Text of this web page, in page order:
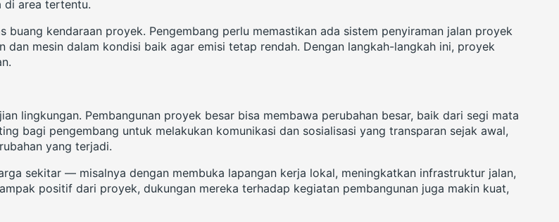
di area tertentu.
kendaraan proyek. Pengembang perlu memastikan ada sistem penyiraman jalan proyek
mesin dalam kondisi baik agar emisi tetap rendah. Dengan langkah-langkah ini, proyek
lingkungan. Pembangunan proyek besar bisa membawa perubahan besar, baik dari segi mata
bagi pengembang untuk melakukan komunikasi dan sosialisasi yang transparan sejak awal,
yang terjadi.
sekitar — misalnya dengan membuka lapangan kerja lokal, meningkatkan infrastruktur jalan,
positif dari proyek, dukungan mereka terhadap kegiatan pembangunan juga makin kuat,